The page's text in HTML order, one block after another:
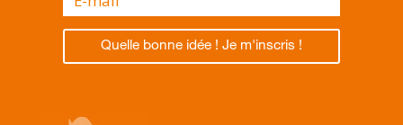
Quelle bonne idée ! Je m'inscris !